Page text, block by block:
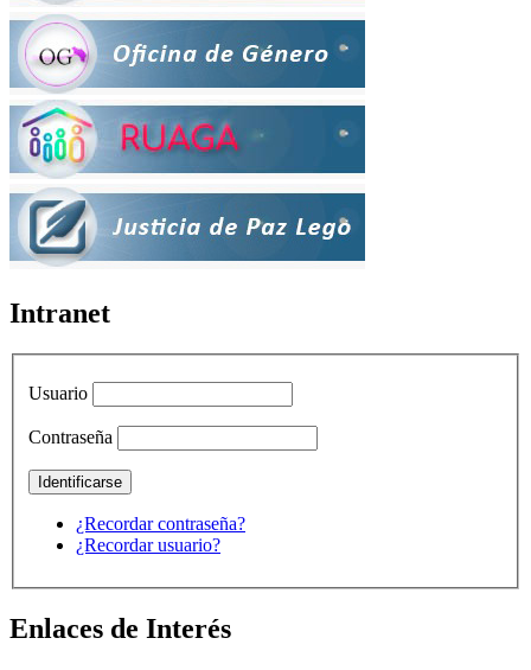
Intranet
Usuario
Contraseña
¿Recordar contraseña?
¿Recordar usuario?
Enlaces de Interés